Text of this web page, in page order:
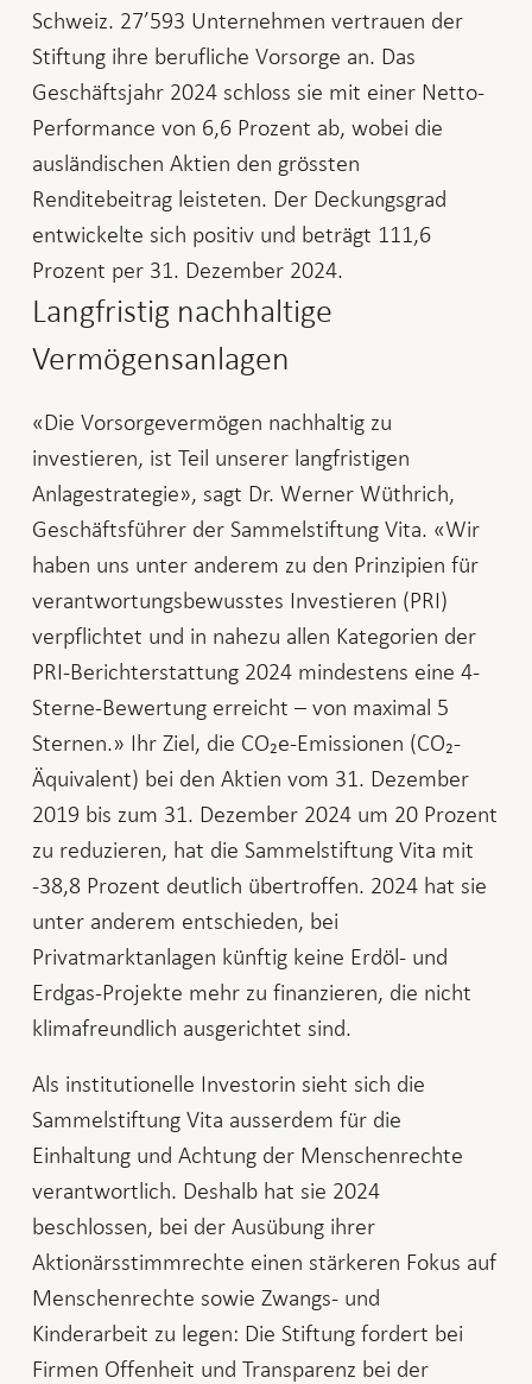
Schweiz. 27’593 Unternehmen vertrauen der
Stiftung ihre berufliche Vorsorge an. Das
Geschäftsjahr 2024 schloss sie mit einer Netto-
Performance von 6,6 Prozent ab, wobei die
ausländischen Aktien den grössten
Renditebeitrag leisteten. Der Deckungsgrad
entwickelte sich positiv und beträgt 111,6
Prozent per 31. Dezember 2024.
Langfristig nachhaltige
Vermögensanlagen
«Die Vorsorgevermögen nachhaltig zu
investieren, ist Teil unserer langfristigen
Anlagestrategie», sagt Dr. Werner Wüthrich,
Geschäftsführer der Sammelstiftung Vita. «Wir
haben uns unter anderem zu den Prinzipien für
verantwortungsbewusstes Investieren (PRI)
verpflichtet und in nahezu allen Kategorien der
PRI-Berichterstattung 2024 mindestens eine 4-
Sterne-Bewertung erreicht – von maximal 5
Sternen.» Ihr Ziel, die CO₂e-Emissionen (CO₂-
Äquivalent) bei den Aktien vom 31. Dezember
2019 bis zum 31. Dezember 2024 um 20 Prozent
zu reduzieren, hat die Sammelstiftung Vita mit
-38,8 Prozent deutlich übertroffen. 2024 hat sie
unter anderem entschieden, bei
Privatmarktanlagen künftig keine Erdöl- und
Erdgas-Projekte mehr zu finanzieren, die nicht
klimafreundlich ausgerichtet sind.
Als institutionelle Investorin sieht sich die
Sammelstiftung Vita ausserdem für die
Einhaltung und Achtung der Menschenrechte
verantwortlich. Deshalb hat sie 2024
beschlossen, bei der Ausübung ihrer
Aktionärsstimmrechte einen stärkeren Fokus auf
Menschenrechte sowie Zwangs- und
Kinderarbeit zu legen: Die Stiftung fordert bei
Firmen Offenheit und Transparenz bei der